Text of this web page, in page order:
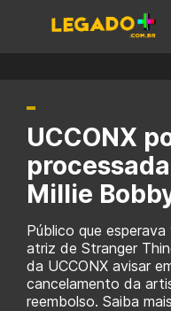
UCCONX
Millie
Público que
atriz de Stranger
da UCCONX avisar
cancelamento da
reembolso. Saiba